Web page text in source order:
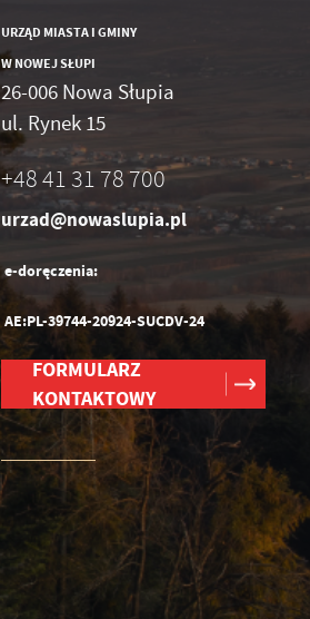
URZĄD MIASTA I GMINY
W NOWEJ SŁUPI
26-006 Nowa Słupia
ul. Rynek 15
+48 41 31 78 700
urzad@nowaslupia.pl
e-doręczenia:
AE:PL-39744-20924-SUCDV-24
FORMULARZ
KONTAKTOWY